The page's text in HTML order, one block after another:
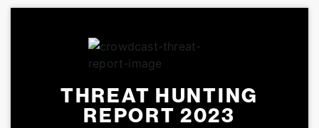
THREAT HUNTING
REPORT 2023